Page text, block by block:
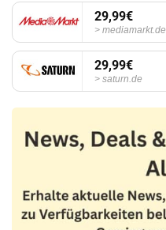
29,99€
mediamarkt.de
29,99€
saturn.de